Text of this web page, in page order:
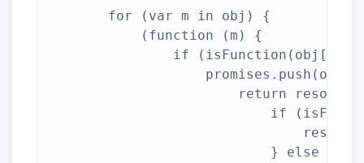
        for (var m in obj) {
            (function (m) {
if
return
if
                            } else {